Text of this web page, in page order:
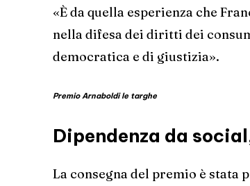
«È da quella esperienza che
nella difesa dei diritti dei
democratica e di giustizia».
Premio Arnaboldi le targhe
Dipendenza da
La consegna del premio è stata